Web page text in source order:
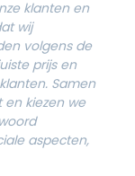
klanten en
wij
volgens de
prijs en
Samen
kiezen we
aspecten,